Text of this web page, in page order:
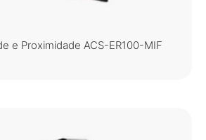
e Proximidade ACS-ER100-MIF